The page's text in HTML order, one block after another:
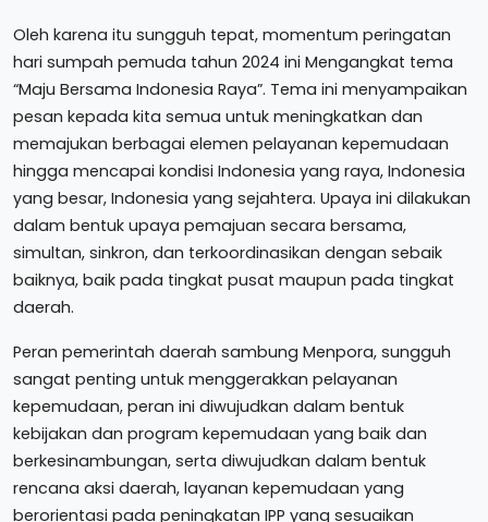
Oleh karena itu sungguh tepat, momentum peringatan
hari sumpah pemuda tahun 2024 ini Mengangkat tema
“Maju Bersama Indonesia Raya”. Tema ini menyampaikan
pesan kepada kita semua untuk meningkatkan dan
memajukan berbagai elemen pelayanan kepemudaan
hingga mencapai kondisi Indonesia yang raya, Indonesia
yang besar, Indonesia yang sejahtera. Upaya ini dilakukan
dalam bentuk upaya pemajuan secara bersama,
simultan, sinkron, dan terkoordinasikan dengan sebaik
baiknya, baik pada tingkat pusat maupun pada tingkat
daerah.
Peran pemerintah daerah sambung Menpora, sungguh
sangat penting untuk menggerakkan pelayanan
kepemudaan, peran ini diwujudkan dalam bentuk
kebijakan dan program kepemudaan yang baik dan
berkesinambungan, serta diwujudkan dalam bentuk
rencana aksi daerah, layanan kepemudaan yang
berorientasi pada peningkatan IPP yang sesuaikan